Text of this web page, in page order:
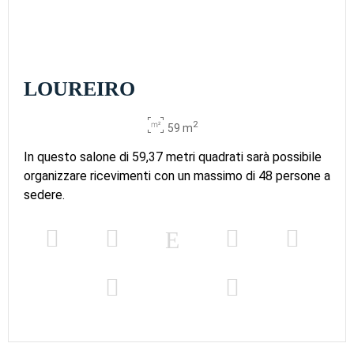
LOUREIRO
59 m2
In questo salone di 59,37 metri quadrati sarà possibile
organizzare ricevimenti con un massimo di 48 persone a
sedere.